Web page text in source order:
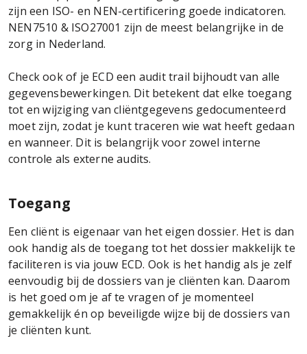
zijn een ISO- en NEN-certificering goede indicatoren.
NEN7510 & ISO27001 zijn de meest belangrijke in de
zorg in Nederland.
Check ook of je ECD een audit trail bijhoudt van alle
gegevensbewerkingen. Dit betekent dat elke toegang
tot en wijziging van cliëntgegevens gedocumenteerd
moet zijn, zodat je kunt traceren wie wat heeft gedaan
en wanneer. Dit is belangrijk voor zowel interne
controle als externe audits.
Toegang
Een cliënt is eigenaar van het eigen dossier. Het is dan
ook handig als de toegang tot het dossier makkelijk te
faciliteren is via jouw ECD. Ook is het handig als je zelf
eenvoudig bij de dossiers van je cliënten kan. Daarom
is het goed om je af te vragen of je momenteel
gemakkelijk én op beveiligde wijze bij de dossiers van
je cliënten kunt.